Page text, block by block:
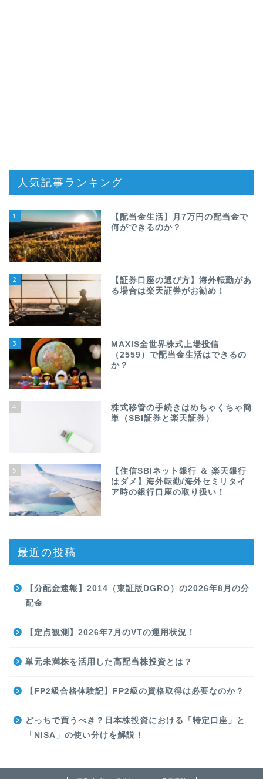
人気記事ランキング
1
【配当金生活】月7万円の配当金で
何ができるのか？
2
【証券口座の選び方】海外転勤があ
る場合は楽天証券がお勧め！
3
MAXIS全世界株式上場投信
（2559）で配当金生活はできるの
か？
4
株式移管の手続きはめちゃくちゃ簡
単（SBI証券と楽天証券）
5
【住信SBIネット銀行 ＆ 楽天銀行
はダメ】海外転勤/海外セミリタイ
ア時の銀行口座の取り扱い！
最近の投稿
【分配金速報】2014（東証版DGRO）の2026年8月の分
配金
【定点観測】2026年7月のVTの運用状況！
単元未満株を活用した高配当株投資とは？
【FP2級合格体験記】FP2級の資格取得は必要なのか？
どっちで買うべき？日本株投資における「特定口座」と
「NISA」の使い分けを解説！